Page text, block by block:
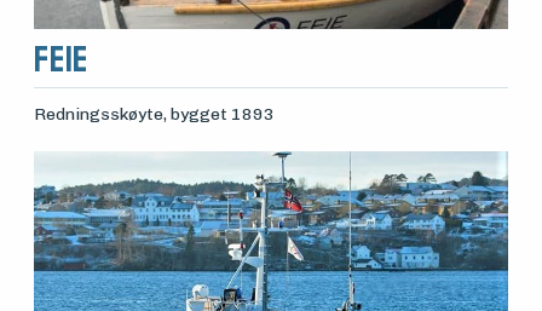
Feie
Redningsskøyte, bygget 1893